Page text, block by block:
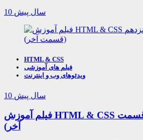
10 سال پیش
HTML & CSS
فیلم های آموزشی
ویدئوهای وب و اینترنت
10 سال پیش
فیلم آموزش HTML & CSS قسمت پانزدهم (قسمت
آخر)